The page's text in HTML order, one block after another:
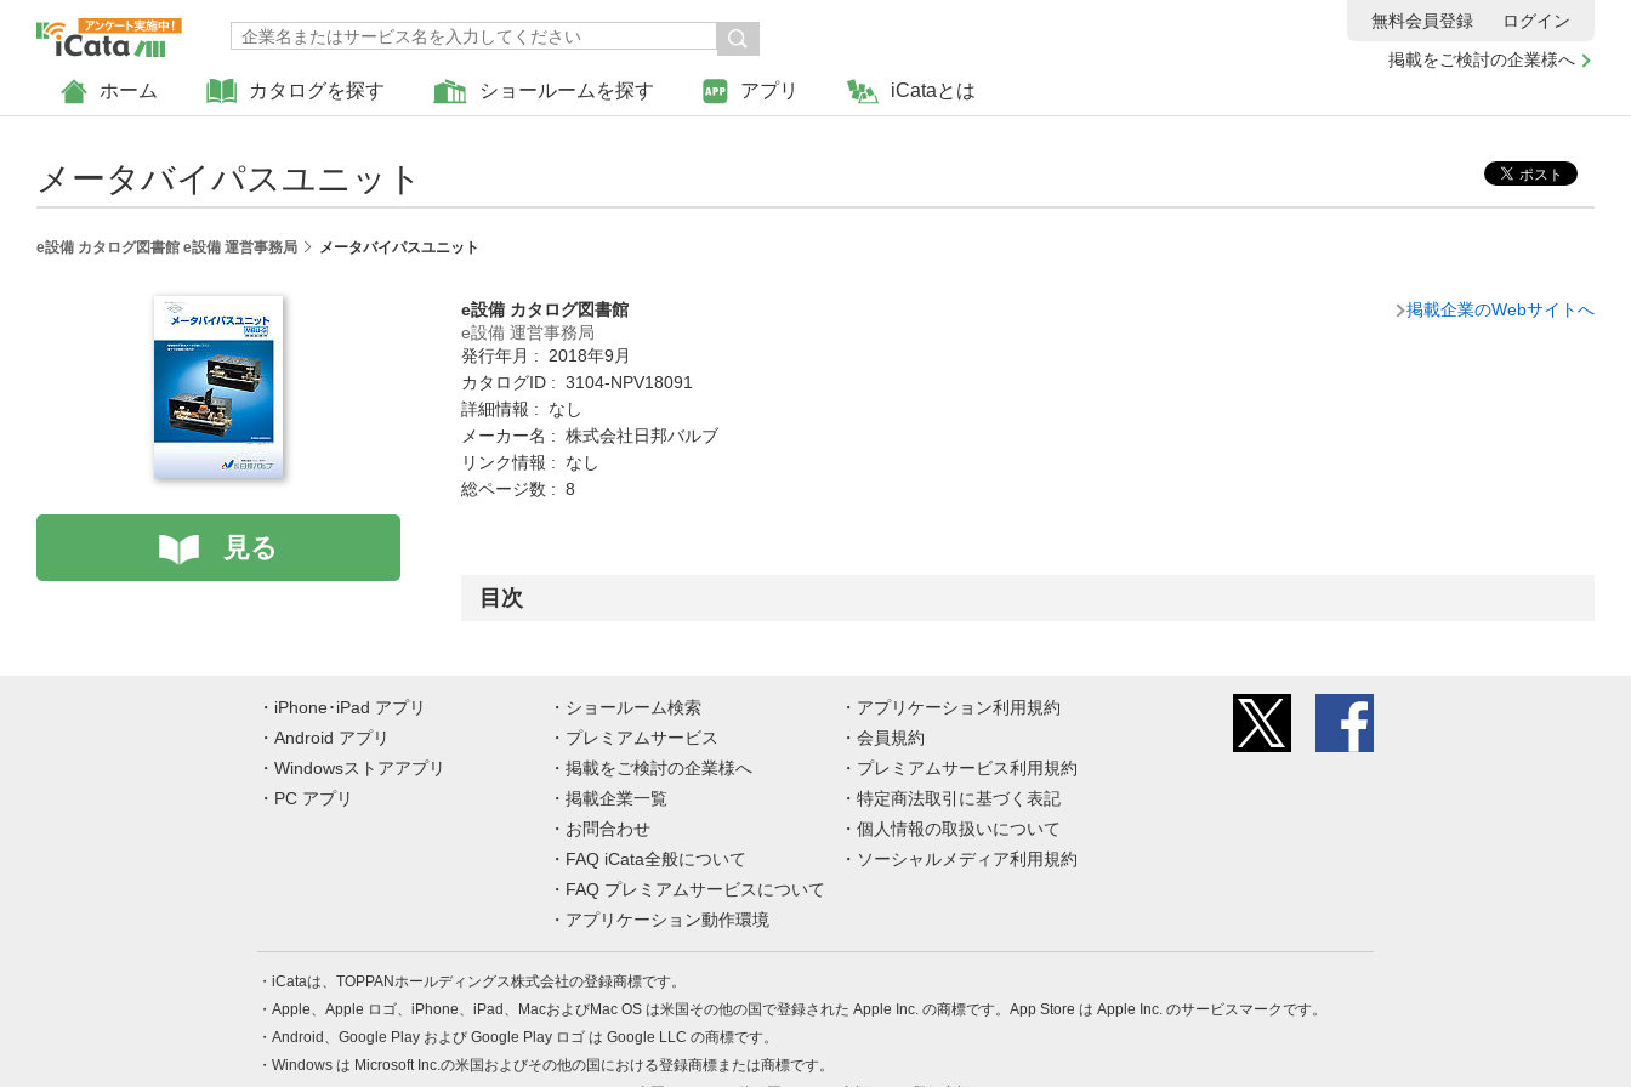
ホーム カタログを探す ショールームを探す アプリ iCataとは
掲載をご検討の企業様へ
無料会員登録 ログイン
メータバイパスユニット
e設備 カタログ図書館 e設備 運営事務局 メータバイパスユニット
見る
e設備 カタログ図書館
e設備 運営事務局
発行年月 : 2018年9月
カタログID : 3104-NPV18091
詳細情報 : なし
メーカー名 : 株式会社日邦バルブ
リンク情報 : なし
総ページ数 : 8
掲載企業のWebサイトへ
目次
iPhone･iPad アプリ
Android アプリ
Windowsストアアプリ
PC アプリ
ショールーム検索
プレミアムサービス
掲載をご検討の企業様へ
掲載企業一覧
お問合わせ
FAQ iCata全般について
FAQ プレミアムサービスについて
アプリケーション動作環境
アプリケーション利用規約
会員規約
プレミアムサービス利用規約
特定商法取引に基づく表記
個人情報の取扱いについて
ソーシャルメディア利用規約
iCataは、TOPPANホールディングス株式会社の登録商標です。
Apple、Apple ロゴ、iPhone、iPad、MacおよびMac OS は米国その他の国で登録された Apple Inc. の商標です。App Store は Apple Inc. のサービスマークです。
Android、Google Play および Google Play ロゴ は Google LLC の商標です。
Windows は Microsoft Inc.の米国およびその他の国における登録商標または商標です。